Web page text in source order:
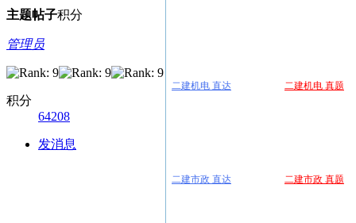
主题帖子积分
管理员
积分
64208
发消息
二建机电 直达 二建机电 真题
二建市政 直达 二建市政 真题